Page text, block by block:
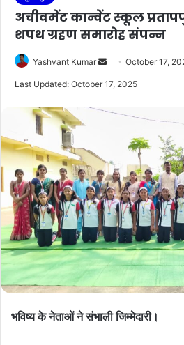
अचीवमेंट कान्वेंट स्कूल
शपथ ग्रहण समारोह संपन्न
Yashvant Kumar
SendOctober 17,
Last Updated: October 17, 2025
भविष्य के नेताओं ने संभाली जिम्मेदारी।